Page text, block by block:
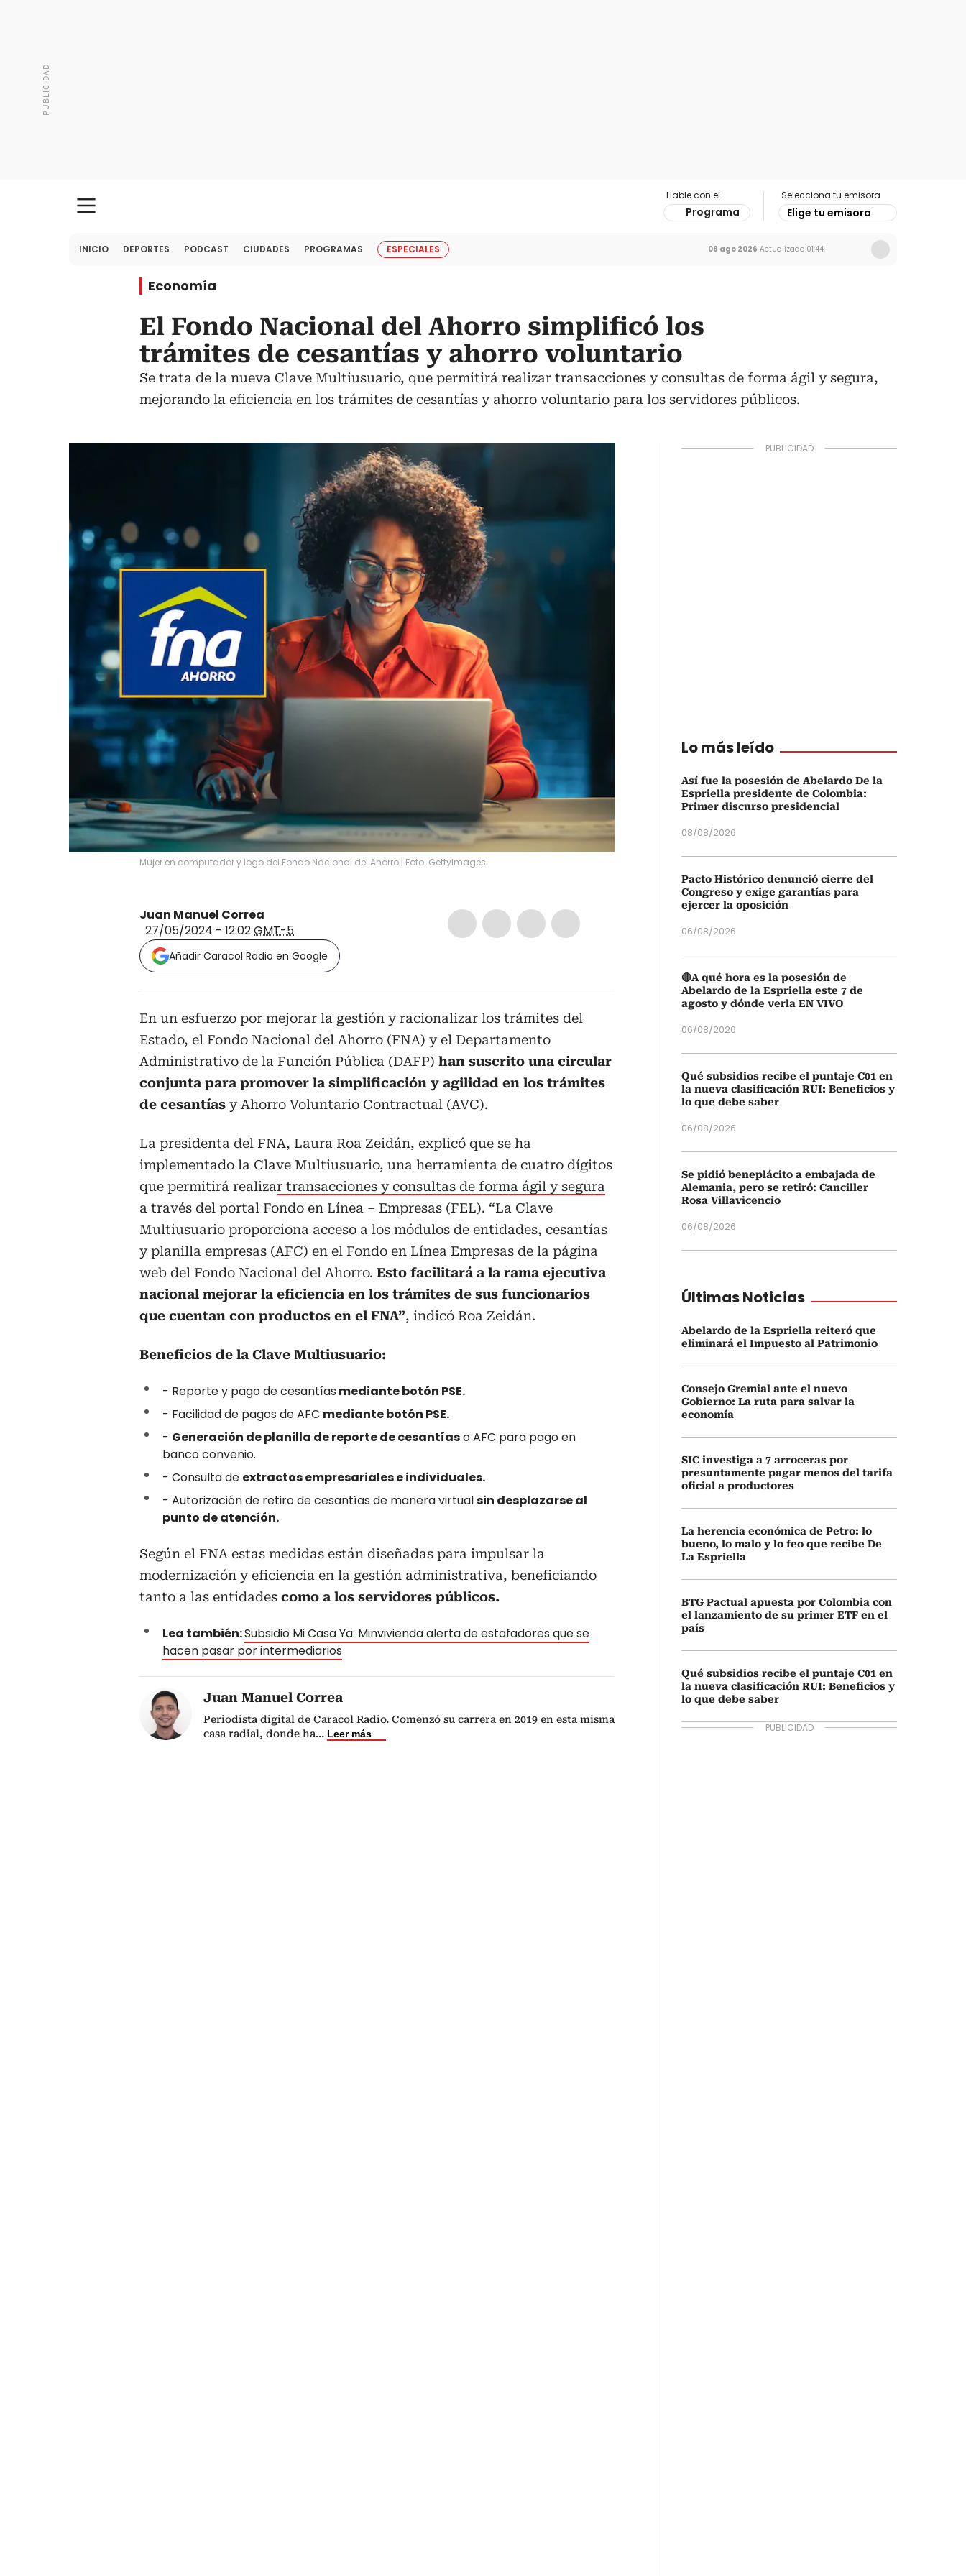
Hable con el
Programa
Selecciona tu emisora
Elige tu emisora
INICIO DEPORTES PODCAST CIUDADES PROGRAMAS ESPECIALES 08 ago 2026 Actualizado 01:44
Economía
El Fondo Nacional del Ahorro simplificó los
trámites de cesantías y ahorro voluntario
Se trata de la nueva Clave Multiusuario, que permitirá realizar transacciones y consultas de forma ágil y segura,
mejorando la eficiencia en los trámites de cesantías y ahorro voluntario para los servidores públicos.
Mujer en computador y logo del Fondo Nacional del Ahorro | Foto: GettyImages
Juan Manuel Correa
27/05/2024 - 12:02GMT-5
Añadir Caracol Radio en Google
En un esfuerzo por mejorar la gestión y racionalizar los trámites del
Estado, el Fondo Nacional del Ahorro (FNA) y el Departamento
Administrativo de la Función Pública (DAFP) han suscrito una circular
conjunta para promover la simplificación y agilidad en los trámites
de cesantías y Ahorro Voluntario Contractual (AVC).
La presidenta del FNA, Laura Roa Zeidán, explicó que se ha
implementado la Clave Multiusuario, una herramienta de cuatro dígitos
que permitirá realizar transacciones y consultas de forma ágil y segura
a través del portal Fondo en Línea – Empresas (FEL). “La Clave
Multiusuario proporciona acceso a los módulos de entidades, cesantías
y planilla empresas (AFC) en el Fondo en Línea Empresas de la página
web del Fondo Nacional del Ahorro. Esto facilitará a la rama ejecutiva
nacional mejorar la eficiencia en los trámites de sus funcionarios
que cuentan con productos en el FNA”, indicó Roa Zeidán.
Beneficios de la Clave Multiusuario:
- Reporte y pago de cesantías mediante botón PSE.
- Facilidad de pagos de AFC mediante botón PSE.
- Generación de planilla de reporte de cesantíaso AFC para pago en
banco convenio.
- Consulta de extractos empresariales e individuales.
- Autorización de retiro de cesantías de manera virtualsin desplazarse al
punto de atención.
Según el FNA estas medidas están diseñadas para impulsar la
modernización y eficiencia en la gestión administrativa, beneficiando
tanto a las entidades como a los servidores públicos.
Lea también:Subsidio Mi Casa Ya: Minvivienda alerta de estafadores que se
hacen pasar por intermediarios
Juan Manuel Correa
Periodista digital de Caracol Radio. Comenzó su carrera en 2019 en esta misma
casa radial, donde ha... Leer más
Lo más leído
Así fue la posesión de Abelardo De la
Espriella presidente de Colombia:
Primer discurso presidencial
08/08/2026
Pacto Histórico denunció cierre del
Congreso y exige garantías para
ejercer la oposición
06/08/2026
🔴A qué hora es la posesión de
Abelardo de la Espriella este 7 de
agosto y dónde verla EN VIVO
06/08/2026
Qué subsidios recibe el puntaje C01 en
la nueva clasificación RUI: Beneficios y
lo que debe saber
06/08/2026
Se pidió beneplácito a embajada de
Alemania, pero se retiró: Canciller
Rosa Villavicencio
06/08/2026
Últimas Noticias
Abelardo de la Espriella reiteró que
eliminará el Impuesto al Patrimonio
Consejo Gremial ante el nuevo
Gobierno: La ruta para salvar la
economía
SIC investiga a 7 arroceras por
presuntamente pagar menos del tarifa
oficial a productores
La herencia económica de Petro: lo
bueno, lo malo y lo feo que recibe De
La Espriella
BTG Pactual apuesta por Colombia con
el lanzamiento de su primer ETF en el
país
Qué subsidios recibe el puntaje C01 en
la nueva clasificación RUI: Beneficios y
lo que debe saber